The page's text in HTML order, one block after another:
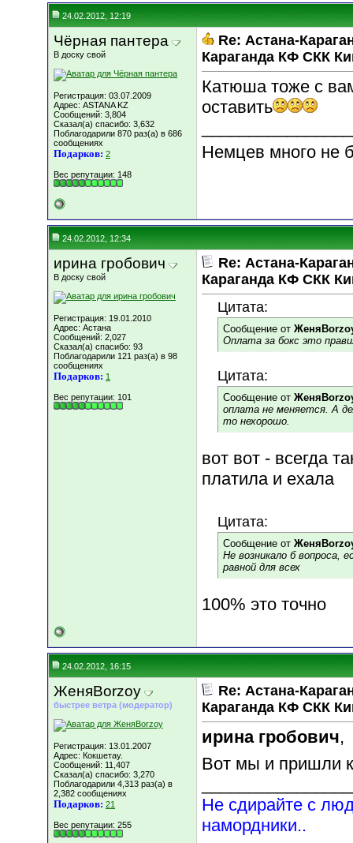
24.02.2012, 12:19
Чёрная пантера
В доску свой
Регистрация: 03.07.2009
Адрес: ASTANA KZ
Сообщений: 3,804
Сказал(а) спасибо: 3,632
Поблагодарили 870 раз(а) в 686
сообщениях
Подарков: 2
Вес репутации: 148
Re: Астана-
Караганда КФ СКК
Катюша тоже с
оставить
Немцев много не
24.02.2012, 12:34
ирина гробович
В доску свой
Регистрация: 19.01.2010
Адрес: Астана
Сообщений: 2,027
Сказал(а) спасибо: 93
Поблагодарили 121 раз(а) в 98
сообщениях
Подарков: 1
Вес репутации: 101
Re: Астана-
Караганда КФ СКК
Цитата:
Сообщение от
Оплата за бокс это
Цитата:
Сообщение от
оплата не меняется. А
то нехорошо.
вот вот - всегда
платила и ехала
Цитата:
Сообщение от
Не возникало б вопроса,
равной для всех
100% это точно
24.02.2012, 16:15
ЖеняBorzoy
быстрее ветра (модератор)
Регистрация: 13.01.2007
Адрес: Кокшетау.
Сообщений: 11,407
Сказал(а) спасибо: 3,270
Поблагодарили 4,313 раз(а) в
2,382 сообщениях
Подарков: 21
Вес репутации: 255
Re: Астана-
Караганда КФ СКК
ирина гробович,
Вот мы и пришли
Не сдирайте с
намордники..